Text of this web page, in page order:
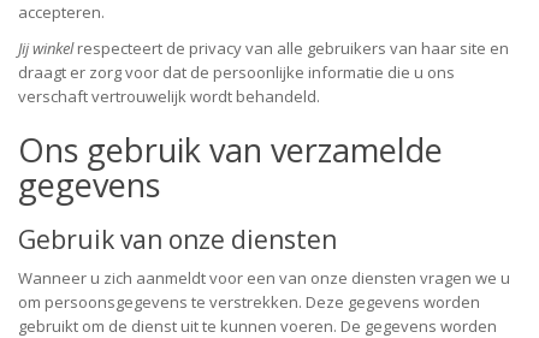
accepteren.
Jij winkelrespecteert de privacy van alle gebruikers van haar site en
draagt er zorg voor dat de persoonlijke informatie die u ons
verschaft vertrouwelijk wordt behandeld.
Ons gebruik van verzamelde
gegevens
Gebruik van onze diensten
Wanneer u zich aanmeldt voor een van onze diensten vragen we u
om persoonsgegevens te verstrekken. Deze gegevens worden
gebruikt om de dienst uit te kunnen voeren. De gegevens worden